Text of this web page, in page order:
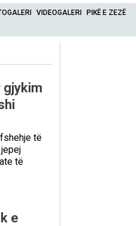
VIDEOGALERI PIKË E ZEZË
gjykim
të
të
e